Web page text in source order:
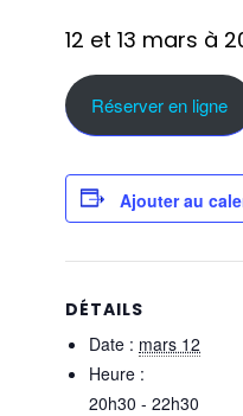
12 et 13 mars à
Réserver en ligne
Ajouter au
DÉTAILS
Date : mars 12
Heure :
20h30 - 22h30